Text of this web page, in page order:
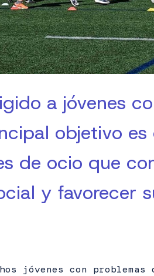
a jóvenes
objetivo
de ocio que
y favorecer
jóvenes con